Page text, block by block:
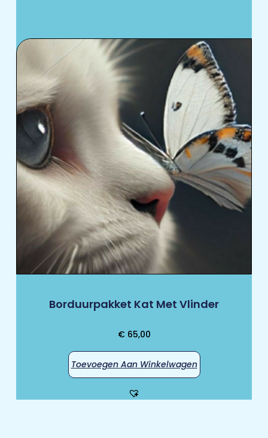
Borduurpakket Kat Met Vlinder
€65,00
Toevoegen Aan Winkelwagen